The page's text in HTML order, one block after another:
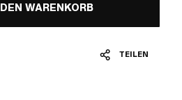
WARENKORB
TEILEN